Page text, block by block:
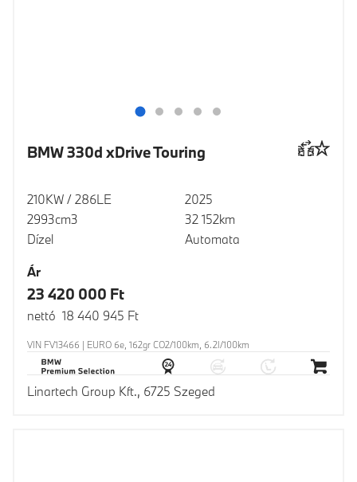
BMW 330d xDrive Touring
210KW / 286LE
2993cm3
Dízel
2025
32 152km
Automata
Ár
23 420 000 Ft
nettó 18 440 945 Ft
VIN FV13466 | EURO 6e, 162gr CO2/100km, 6.2l/100km
Linartech Group Kft., 6725 Szeged